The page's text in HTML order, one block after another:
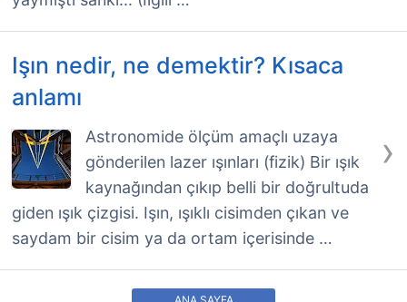
Işın nedir, ne demektir? Kısaca
anlamı
›
Astronomide ölçüm amaçlı uzaya
gönderilen lazer ışınları (fizik) Bir ışık
kaynağından çıkıp belli bir doğrultuda
giden ışık çizgisi. Işın, ışıklı cisimden çıkan ve
saydam bir cisim ya da ortam içerisinde …